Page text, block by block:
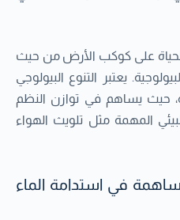
الحياة على كوكب الأرض من حيث
يعتبر التنوع البيولوجي
حيث يساهم في توازن النظم
المهمة مثل تلويث الهواء
في استدامة الماء